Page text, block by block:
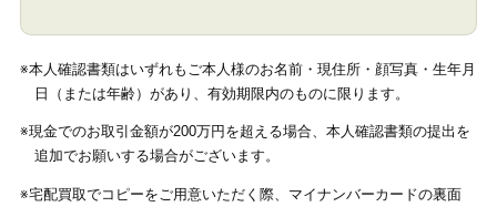
※本人確認書類はいずれもご本人様のお名前・現住所・顔写真・生年月
日（または年齢）があり、有効期限内のものに限ります。
※現金でのお取引金額が200万円を超える場合、本人確認書類の提出を
追加でお願いする場合がございます。
※宅配買取でコピーをご用意いただく際、マイナンバーカードの裏面